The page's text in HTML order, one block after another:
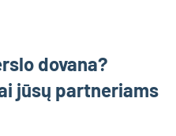
dovana?
jūsų partneriams